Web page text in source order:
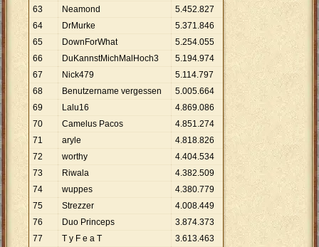
63
Neamond 5.452.827
64
DrMurke 5.371.846
65
DownForWhat 5.254.055
66
DuKannstMichMalHoch3 5.194.974
67
Nick479 5.114.797
68
Benutzername vergessen 5.005.664
69
Lalu16 4.869.086
70
Camelus Pacos 4.851.274
71
aryle 4.818.826
72
worthy 4.404.534
73
Riwala 4.382.509
74
wuppes 4.380.779
75
Strezzer 4.008.449
76
Duo Princeps 3.874.373
77
T y F e a T 3.613.463